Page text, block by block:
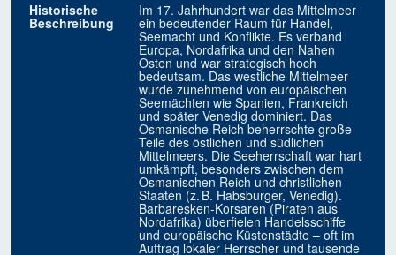
Historische
Beschreibung
Im 17. Jahrhundert war das Mittelmeer
ein bedeutender Raum für Handel,
Seemacht und Konflikte. Es verband
Europa, Nordafrika und den Nahen
Osten und war strategisch hoch
bedeutsam. Das westliche Mittelmeer
wurde zunehmend von europäischen
Seemächten wie Spanien, Frankreich
und später Venedig dominiert. Das
Osmanische Reich beherrschte große
Teile des östlichen und südlichen
Mittelmeers. Die Seeherrschaft war hart
umkämpft, besonders zwischen dem
Osmanischen Reich und christlichen
Staaten (z. B. Habsburger, Venedig).
Barbaresken-Korsaren (Piraten aus
Nordafrika) überfielen Handelsschiffe
und europäische Küstenstädte – oft im
Auftrag lokaler Herrscher und tausende